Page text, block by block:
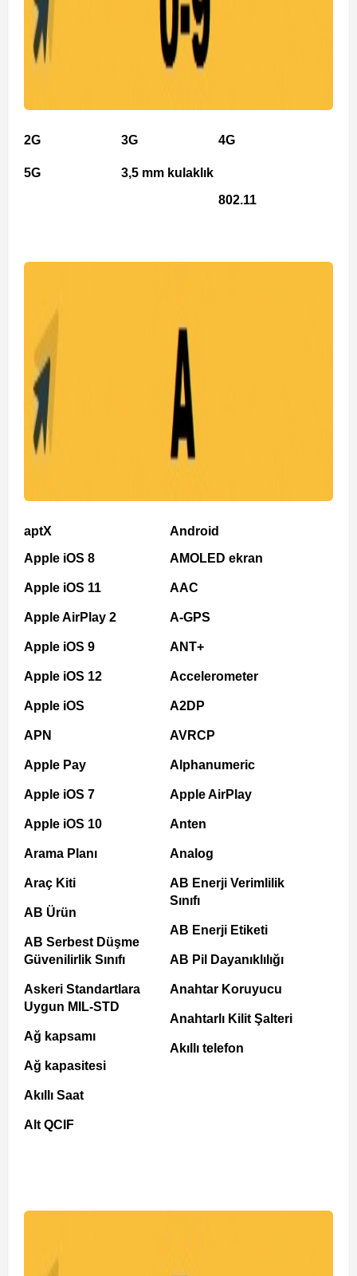
2G 3G 4G
5G
3,5 mm kulaklık
802.11
aptX
Apple iOS 8
Apple iOS 11
Apple AirPlay 2
Apple iOS 9
Apple iOS 12
Apple iOS
APN
Apple Pay
Apple iOS 7
Apple iOS 10
Arama Planı
Araç Kiti
AB Ürün
AB Serbest Düşme
Güvenilirlik Sınıfı
Askeri Standartlara
Uygun MIL-STD
Ağ kapsamı
Ağ kapasitesi
Akıllı Saat
Alt QCIF
Android
AMOLED ekran
AAC
A-GPS
ANT+
Accelerometer
A2DP
AVRCP
Alphanumeric
Apple AirPlay
Anten
Analog
AB Enerji Verimlilik
Sınıfı
AB Enerji Etiketi
AB Pil Dayanıklılığı
Anahtar Koruyucu
Anahtarlı Kilit Şalteri
Akıllı telefon